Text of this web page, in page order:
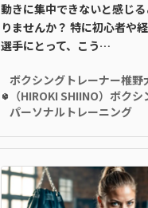
動きに集中できないと感じ
りませんか？ 特に初心者や
選手にとって、こう…
ボクシングトレーナー椎野
（HIROKI SHIINO）ボク
パーソナルトレーニング